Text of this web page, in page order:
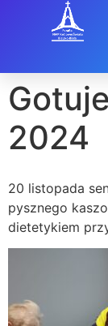
2024
20 listopada
pysznego
dietetykiem